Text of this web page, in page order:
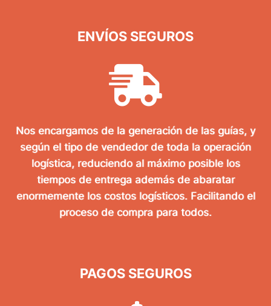
ENVÍOS SEGUROS
Nos encargamos de la generación de las guías, y
según el tipo de vendedor de toda la operación
logística, reduciendo al máximo posible los
tiempos de entrega además de abaratar
enormemente los costos logísticos. Facilitando el
proceso de compra para todos.
PAGOS SEGUROS